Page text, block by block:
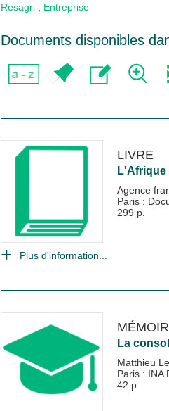
Resagri Entreprise
Documents disponibles
LIVRE
Agence
Paris :
299 p.
Plus d'information...
La
Matthieu
Paris : INA
42 p.